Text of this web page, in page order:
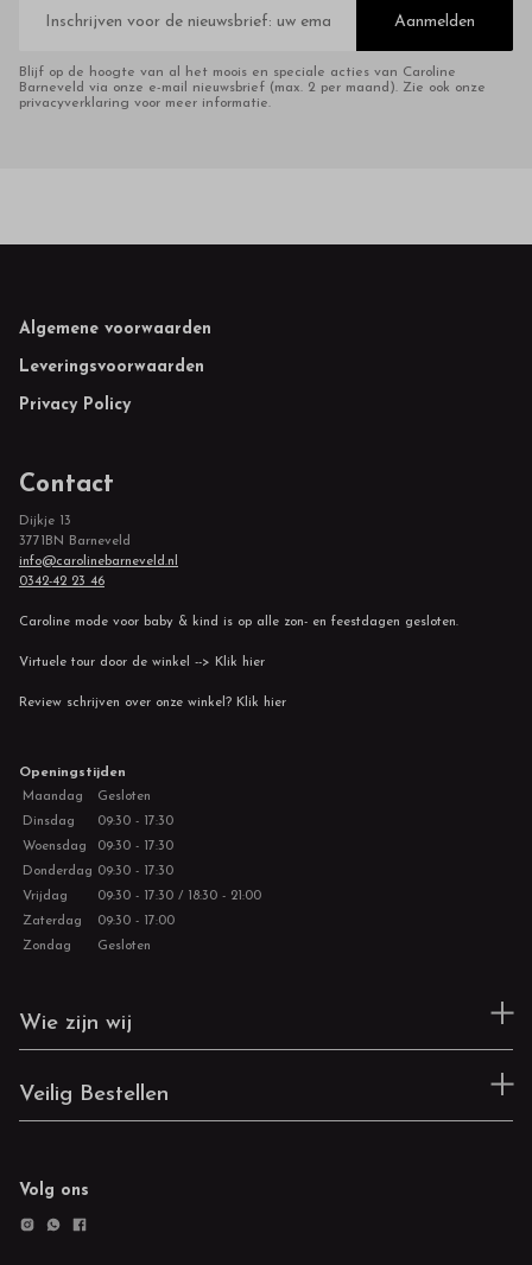
mailadres
Aanmelden
Blijf op de hoogte van al het moois en speciale acties van Caroline
Barneveld via onze e-mail nieuwsbrief (max. 2 per maand). Zie ook onze
privacyverklaring voor meer informatie.
Footer
Algemene voorwaarden
Leveringsvoorwaarden
Privacy Policy
Contact
Dijkje 13
3771BN Barneveld
info@carolinebarneveld.nl
0342-42 23 46
Caroline mode voor baby & kind is op alle zon- en feestdagen gesloten.
Virtuele tour door de winkel --> Klik hier
Review schrijven over onze winkel? Klik hier
Openingstijden
Maandag
Gesloten
Dinsdag
09:30 - 17:30
Woensdag
09:30 - 17:30
Donderdag 09:30 - 17:30
Vrijdag
09:30 - 17:30 / 18:30 - 21:00
Zaterdag
09:30 - 17:00
Zondag
Gesloten
Wie zijn wij
Veilig Bestellen
Volg ons